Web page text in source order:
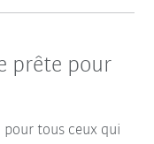
prête pour
pour tous ceux qui